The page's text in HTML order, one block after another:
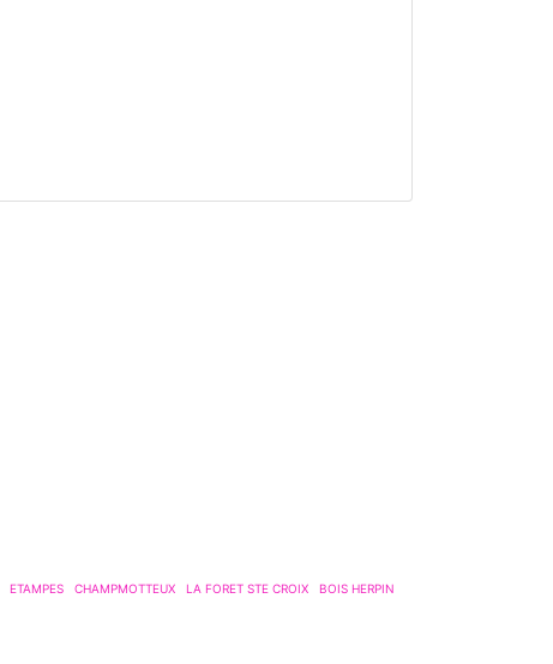
ETAMPES CHAMPMOTTEUX LA FORET STE CROIX
BOIS HERPIN